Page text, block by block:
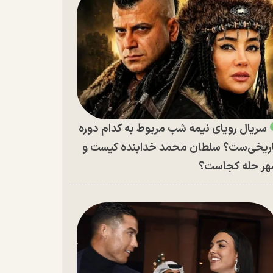
سریال رویای نیمه شب مربوط به کدام دوره
سلطان محمد خدابنده کیست و
حله کجاست؟